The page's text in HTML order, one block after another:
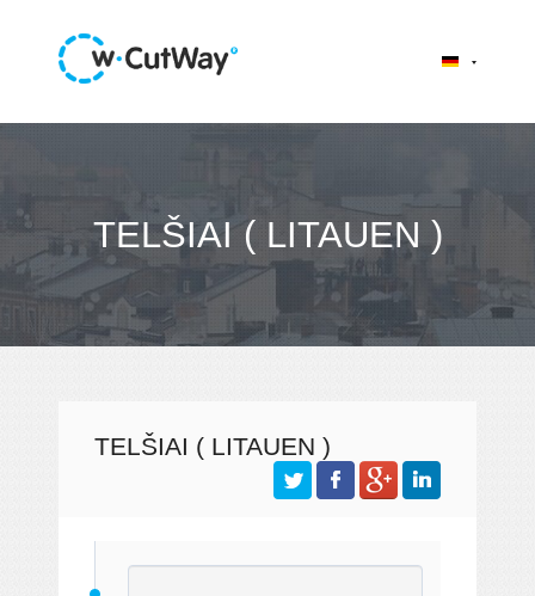
TELŠIAI ( LITAUEN )
TELŠIAI ( LITAUEN )